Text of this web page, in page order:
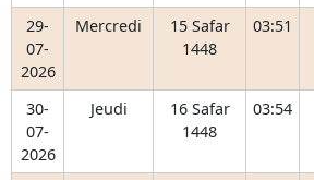
29-
07-
2026
Mercredi
15 Safar
1448
03:51
30-
07-
2026
Jeudi
16 Safar
1448
03:54